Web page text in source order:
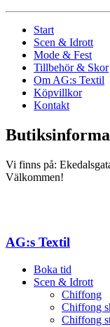
Start
Scen & Idrott
Mode & Fest
Tillbehör & Skor
Om AG:s Textil
Köpvillkor
Kontakt
Vi finns på:
Välkommen!
AG:s Textil
Boka tid
Scen & Idrott
Chiffong
Chiffong
Chiffong